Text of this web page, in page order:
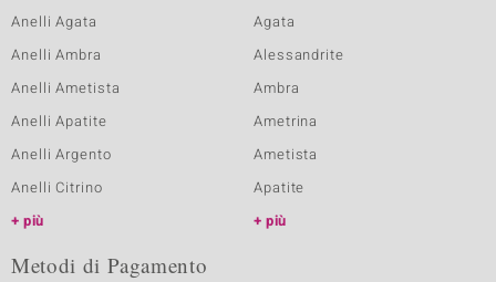
Anelli Agata
Anelli Ambra
Anelli Ametista
Anelli Apatite
Anelli Argento
Anelli Citrino
più
Agata
Alessandrite
Ambra
Ametrina
Ametista
Apatite
più
Metodi di Pagamento